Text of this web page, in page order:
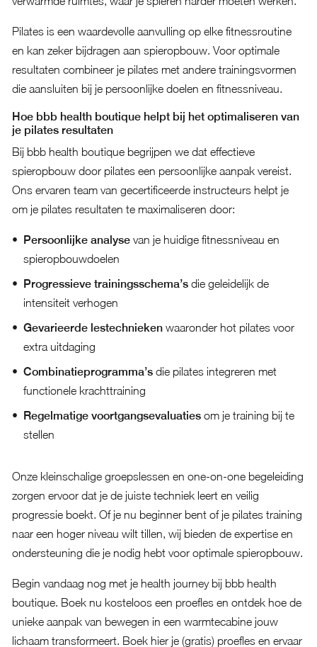
Pilates is een waardevolle aanvulling op elke fitnessroutine
en kan zeker bijdragen aan spieropbouw. Voor optimale
resultaten combineer je pilates met andere trainingsvormen
die aansluiten bij je persoonlijke doelen en fitnessniveau.
Hoe bbb health boutique helpt bij het optimaliseren van
je pilates resultaten
Bij bbb health boutique begrijpen we dat effectieve
spieropbouw door pilates een persoonlijke aanpak vereist.
Ons ervaren team van gecertificeerde instructeurs helpt je
om je pilates resultaten te maximaliseren door:
Persoonlijke analysevan je huidige fitnessniveau en
spieropbouwdoelen
Progressieve trainingsschema’sdie geleidelijk de
intensiteit verhogen
Gevarieerde lestechniekenwaaronder hot pilates voor
extra uitdaging
Combinatieprogramma’sdie pilates integreren met
functionele krachttraining
Regelmatige voortgangsevaluatiesom je training bij te
stellen
Onze kleinschalige groepslessen en one-on-one begeleiding
zorgen ervoor dat je de juiste techniek leert en veilig
progressie boekt. Of je nu beginner bent of je pilates training
naar een hoger niveau wilt tillen, wij bieden de expertise en
ondersteuning die je nodig hebt voor optimale spieropbouw.
Begin vandaag nog met je health journey bij bbb health
boutique. Boek nu kosteloos een proefles en ontdek hoe de
unieke aanpak van bewegen in een warmtecabine jouw
lichaam transformeert. Boek hier je (gratis) proefles en ervaar